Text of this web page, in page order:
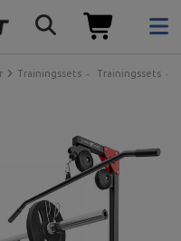
Trainingssets Trainingssets